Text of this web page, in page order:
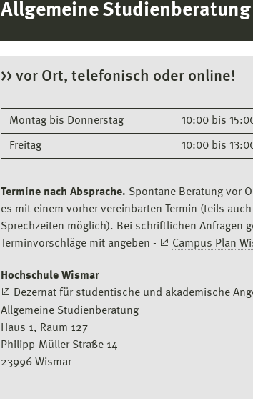
Allgemeine Studienberatung
>> vor Ort, telefonisch oder online!
Montag bis Donnerstag 10:00 bis
Freitag 10:00 bis
Termine nach Absprache. Spontane Beratung vor
es mit einem vorher vereinbarten Termin (teils
Sprechzeiten möglich). Bei schriftlichen Anfragen
Terminvorschläge mit angeben -
Campus Plan
Hochschule Wismar
Dezernat für studentische und akademische
Allgemeine Studienberatung
Haus 1, Raum 127
Philipp-Müller-Straße 14
23996 Wismar